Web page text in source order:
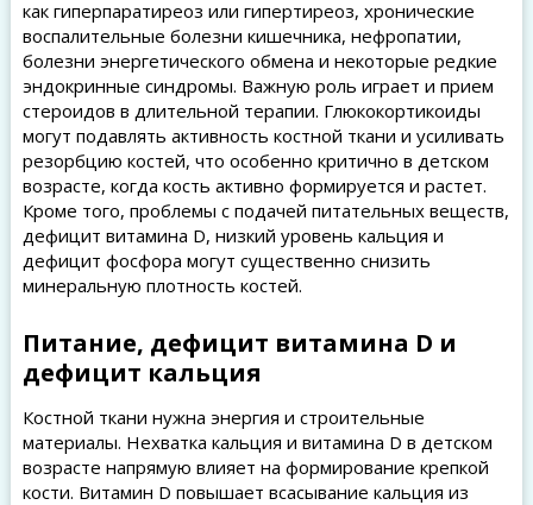
как гиперпаратиреоз или гипертиреоз, хронические
воспалительные болезни кишечника, нефропатии,
болезни энергетического обмена и некоторые редкие
эндокринные синдромы. Важную роль играет и прием
стероидов в длительной терапии. Глюкокортикоиды
могут подавлять активность костной ткани и усиливать
резорбцию костей, что особенно критично в детском
возрасте, когда кость активно формируется и растет.
Кроме того, проблемы с подачей питательных веществ,
дефицит витамина D, низкий уровень кальция и
дефицит фосфора могут существенно снизить
минеральную плотность костей.
Питание, дефицит витамина D и
дефицит кальция
Костной ткани нужна энергия и строительные
материалы. Нехватка кальция и витамина D в детском
возрасте напрямую влияет на формирование крепкой
кости. Витамин D повышает всасывание кальция из